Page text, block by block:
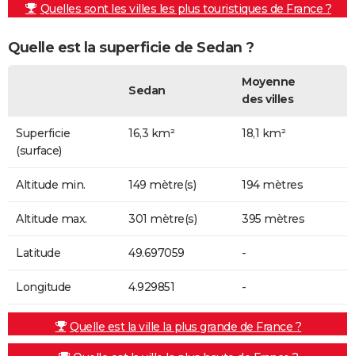
Quelles sont les villes les plus touristiques de France ?
Quelle est la superficie de Sedan ?
Sedan
Moyenne
des villes
Superficie
(surface)
16,3 km² 18,1 km²
Altitude min. 149 mètre(s) 194 mètres
Altitude max. 301 mètre(s) 395 mètres
Latitude 49.697059 -
Longitude 4.929851 -
Quelle est la ville la plus grande de France ?